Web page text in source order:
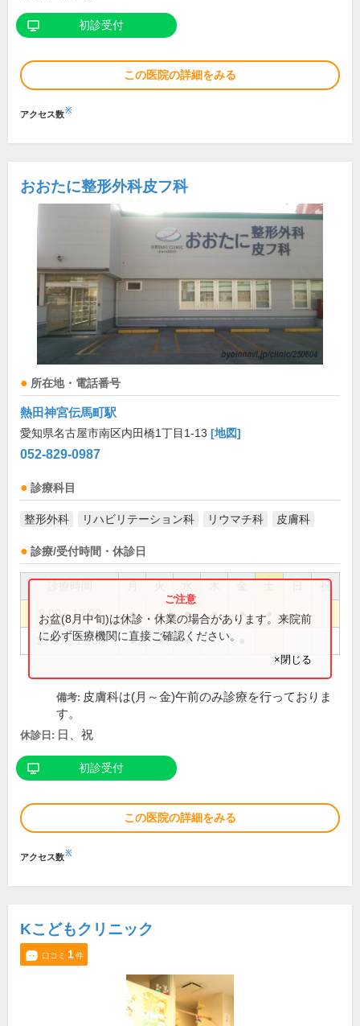
初診受付
この医院の詳細をみる
アクセス数※
おおたに整形外科皮フ科
所在地・電話番号
熱田神宮伝馬町駅
愛知県名古屋市南区内田橋1丁目1-13 [地図]
052-829-0987
診療科目
整形外科 リハビリテーション科 リウマチ科 皮膚科
診療/受付時間・休診日
祝
9:00～12:00 ● ● ● ● ●
16:00～19:00 ● ● ●
お盆(8月中旬)は休診・休業の場合があります。来院前
に必ず医療機関に直接ご確認ください。
×閉じる
備考: 皮膚科は(月～金)午前のみ診療を行っておりま
す。
休診日: 日、祝
初診受付
この医院の詳細をみる
アクセス数※
Kこどもクリニック
口コミ 1件